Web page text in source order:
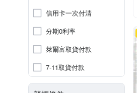
信用卡一次付清
分期0利率
萊爾富取貨付款
7-11取貨付款